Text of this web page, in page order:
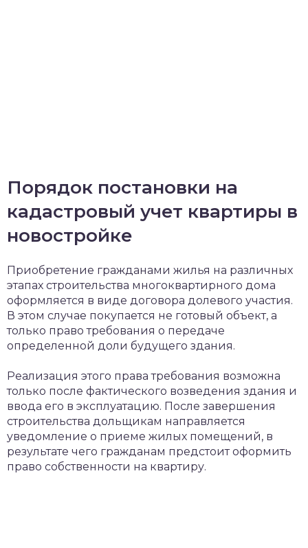
Порядок постановки на
кадастровый учет квартиры в
новостройке
Приобретение гражданами жилья на различных
этапах строительства многоквартирного дома
оформляется в виде договора долевого участия.
В этом случае покупается не готовый объект, а
только право требования о передаче
определенной доли будущего здания.
Реализация этого права требования возможна
только после фактического возведения здания и
ввода его в эксплуатацию. После завершения
строительства дольщикам направляется
уведомление о приеме жилых помещений, в
результате чего гражданам предстоит оформить
право собственности на квартиру.